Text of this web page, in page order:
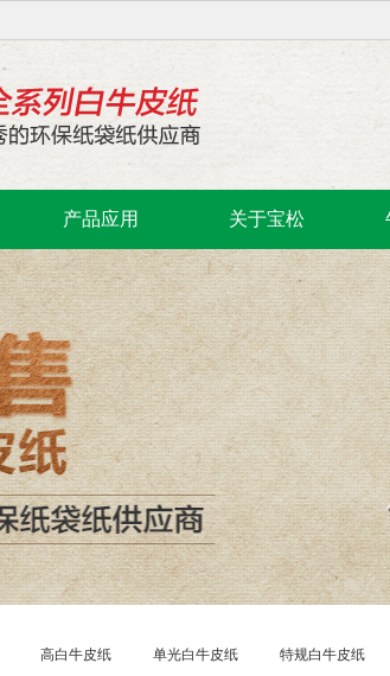
产品应用 关于宝松
高白牛皮纸 单光白牛皮纸 特规白牛皮纸